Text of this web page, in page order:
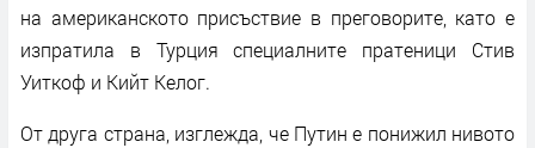
на американското присъствие в преговорите, като е
изпратила в Турция специалните пратеници Стив
Уиткоф и Кийт Келог.
От друга страна, изглежда, че Путин е понижил нивото